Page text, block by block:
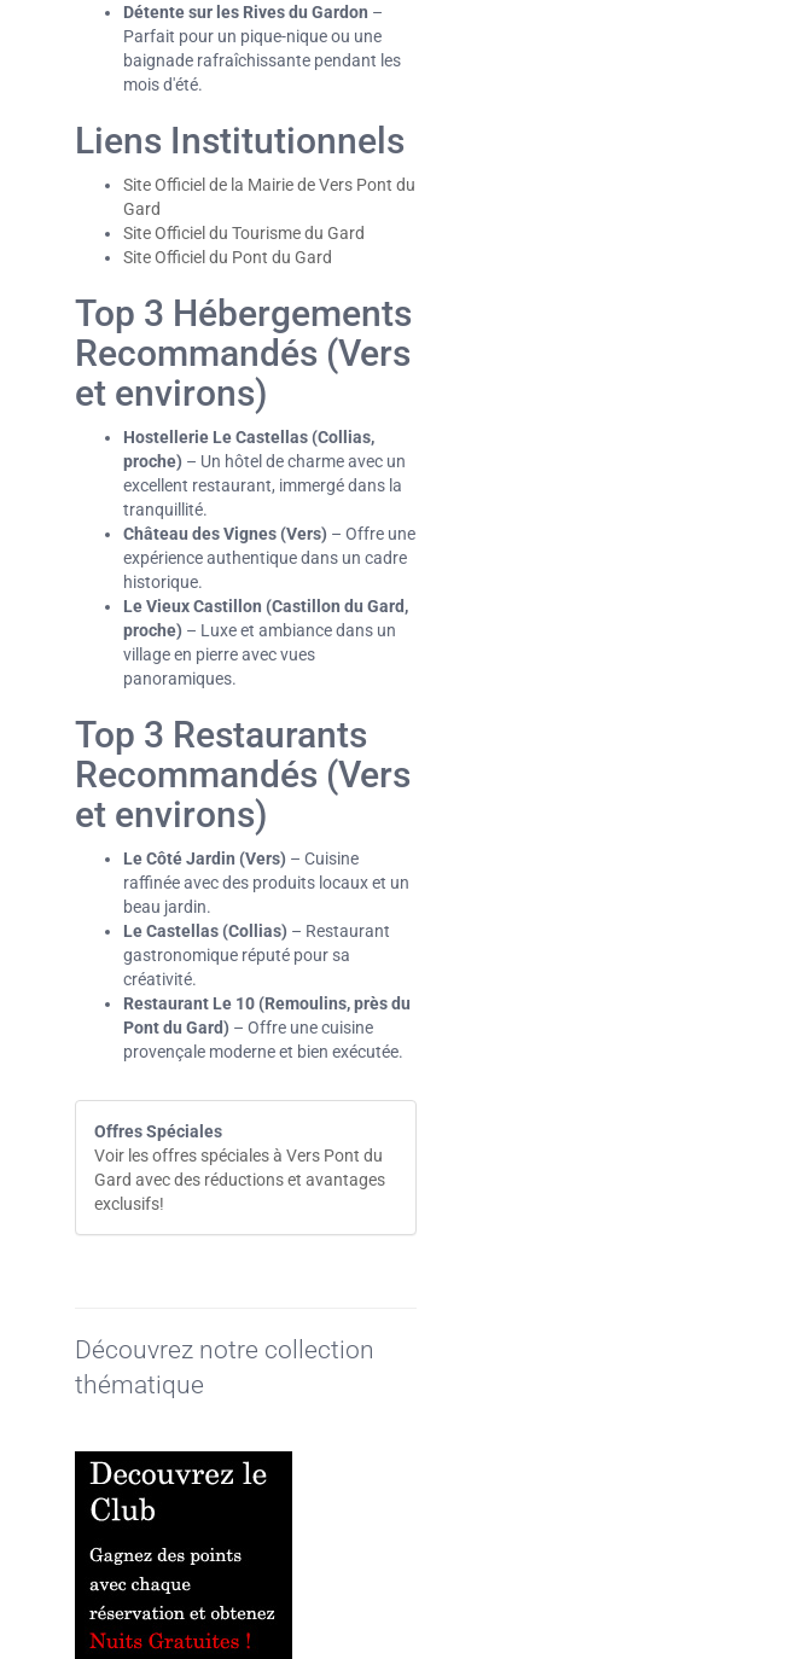
Détente sur les Rives du Gardon –
Parfait pour un pique-nique ou une
baignade rafraîchissante pendant les
mois d'été.
Liens Institutionnels
Site Officiel de la Mairie de Vers Pont du
Gard
Site Officiel du Tourisme du Gard
Site Officiel du Pont du Gard
Top 3 Hébergements
Recommandés (Vers
et environs)
Hostellerie Le Castellas (Collias,
proche) – Un hôtel de charme avec un
excellent restaurant, immergé dans la
tranquillité.
Château des Vignes (Vers) – Offre une
expérience authentique dans un cadre
historique.
Le Vieux Castillon (Castillon du Gard,
proche) – Luxe et ambiance dans un
village en pierre avec vues
panoramiques.
Top 3 Restaurants
Recommandés (Vers
et environs)
Le Côté Jardin (Vers) – Cuisine
raffinée avec des produits locaux et un
beau jardin.
Le Castellas (Collias) – Restaurant
gastronomique réputé pour sa
créativité.
Restaurant Le 10 (Remoulins, près du
Pont du Gard) – Offre une cuisine
provençale moderne et bien exécutée.
Offres Spéciales
Voir les offres spéciales à Vers Pont du
Gard avec des réductions et avantages
exclusifs!
Découvrez notre collection
thématique